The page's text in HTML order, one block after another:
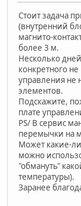
Стоит задача
(внутренний
магнито-
более 3 м.
Несколько
конкретного
управления не
элементов.
Подскажите,
плате
PS/ В сервис
перемычки на
Может какие-
можно
"обмануть"
температуры).
Заранее